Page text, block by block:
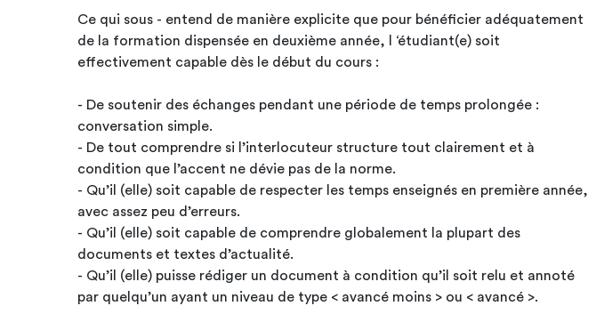
Ce qui sous - entend de manière explicite que pour bénéficier adéquatement
de la formation dispensée en deuxième année, l ‘étudiant(e) soit
effectivement capable dès le début du cours :
- De soutenir des échanges pendant une période de temps prolongée :
conversation simple.
- De tout comprendre si l’interlocuteur structure tout clairement et à
condition que l’accent ne dévie pas de la norme.
- Qu’il (elle) soit capable de respecter les temps enseignés en première année,
avec assez peu d’erreurs.
- Qu’il (elle) soit capable de comprendre globalement la plupart des
documents et textes d’actualité.
- Qu’il (elle) puisse rédiger un document à condition qu’il soit relu et annoté
par quelqu’un ayant un niveau de type < avancé moins > ou < avancé >.